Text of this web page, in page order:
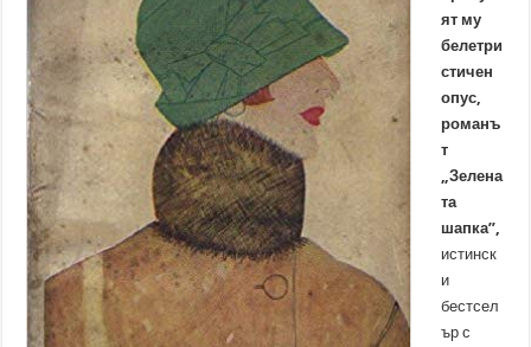
ят му
белетри
стичен
опус,
романъ
т
„Зелена
та
шапка”,
истинск
и
бестсел
ър с